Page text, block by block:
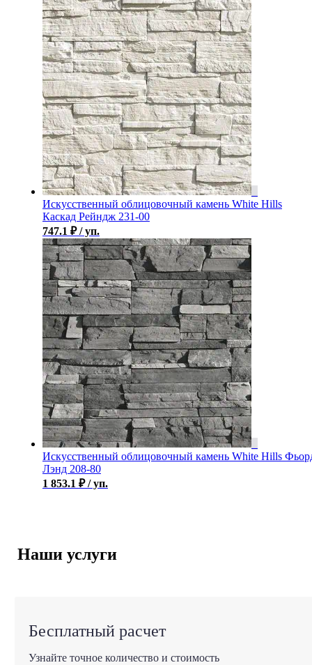
Искусственный облицовочный камень White Hills
Каскад Рейндж 231-00
747.1 ₽ / уп.
Искусственный облицовочный камень White Hills
Лэнд 208-80
1 853.1 ₽ / уп.
Наши услуги
Бесплатный расчет
Узнайте точное количество и стоимость